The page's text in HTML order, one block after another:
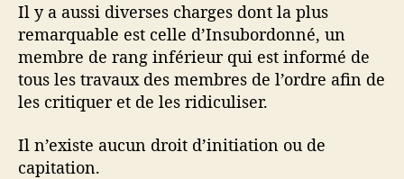
Il y a aussi diverses charges dont la plus
remarquable est celle d’Insubordonné, un
membre de rang inférieur qui est informé de
tous les travaux des membres de l’ordre afin de
les critiquer et de les ridiculiser.
Il n’existe aucun droit d’initiation ou de
capitation.